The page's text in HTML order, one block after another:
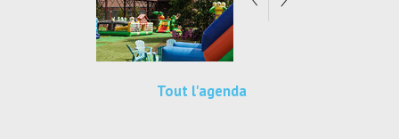
Tout l'agenda